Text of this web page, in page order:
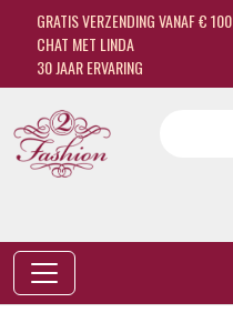
GRATIS VERZENDING VANAF € 100
CHAT MET LINDA
30 JAAR ERVARING